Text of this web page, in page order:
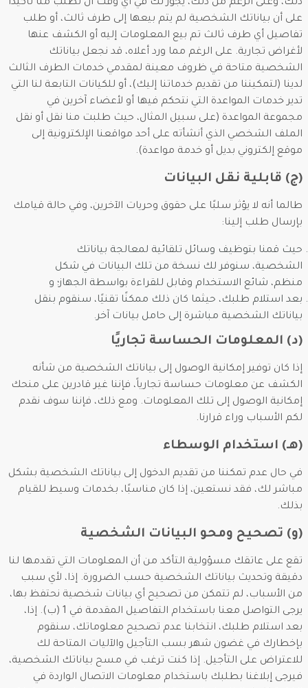
ذلك، وعلى الرغم من ذلك، يجوز لك في أي وقت أن تطلب منا تأكيدًا
على أن بياناتك الشخصية لم يتم بيعها إلى طرف ثالث، أو طلب
تفاصيل أي طرف ثالث تم بيع المعلومات إليه أو الكشف عنها
لأغراض تجارية. على الرغم مما ورد أعلاه، قد نجعل بياناتك
الشخصية متاحة في ظروف معينة لمقدمي خدمات الطرف الثالث
لدينا (لتمكيننا من تقديم خدماتنا إليك)، أو للكيانات التابعة لنا التي
تدير خدمات المواعدة التي نتحكم فيها أو لأعضاء آخرين في
مجموعة المواعدة (على سبيل المثال، حيث طلبت منا نقل أو نقل
الملف الشخصي الذي أنشأته على أحد مواقعنا الإلكترونية إلى
موقع إلكتروني بديل أو خدمة مواعدة).
(ج) قابلية نقل البيانات
طالما أنه لا يؤثر سلبًا على حقوق وحريات الآخرين، وفي حالة قيامك
بإرسال طلب إلينا:
حيث قمنا بتوظيف وسائل تلقائية لمعالجة بياناتك
الشخصية، سنوفر لك نسخة من تلك البيانات في شكل
منظم، شائع الاستخدام وقابل للقراءة بواسطة الجهاز؛ و
بعد استلام طلبك، حيثما كان ذلك ممكنًا تقنيًا، سنقوم بنقل
بياناتك الشخصية مباشرة إلى حامل بيانات آخر.
(د) المعلومات الحساسة تجاريًا
إذا كان توفير إمكانية الوصول إلى بياناتك الشخصية من شأنه
الكشف عن معلومات حساسة تجارياً، فإننا غير قادرين على منحك
إمكانية الوصول إلى تلك المعلومات. ومع ذلك، فإننا سوف نقدم
لكم الأسباب وراء قرارنا.
(هـ) استخدام الوسطاء
في حال عدم تمكننا من تقديم الدخول إلى بياناتك الشخصية بشكل
مباشر لك، فقد نستعين، إذا كان مناسبًا، بخدمات وسيط للقيام
بذلك.
(و) تصحيح ومحو البيانات الشخصية
تقع على عاتقك مسؤولية التأكد من أن المعلومات التي تقدمها لنا
دقيقة وتحديث بياناتك الشخصية حسب الضرورة. إذا، لأي سبب
من الأسباب، لم تتمكن من تصحيح أي بيانات شخصية نحتفظ بها،
يرجى التواصل معنا باستخدام التفاصيل المقدمة في 1 (ب). إذا،
بعد استلام طلبك، انتخابنا عدم تصحيح معلوماتك، سنقوم
بإخطارك في غضون شهر بسب التأجيل والآليات المتاحة لك
للاعتراض على التأجيل. إذا كنت ترغب في مسح بياناتك الشخصية،
فيرجى إبلاغنا بطلبك باستخدام معلومات الاتصال الواردة في